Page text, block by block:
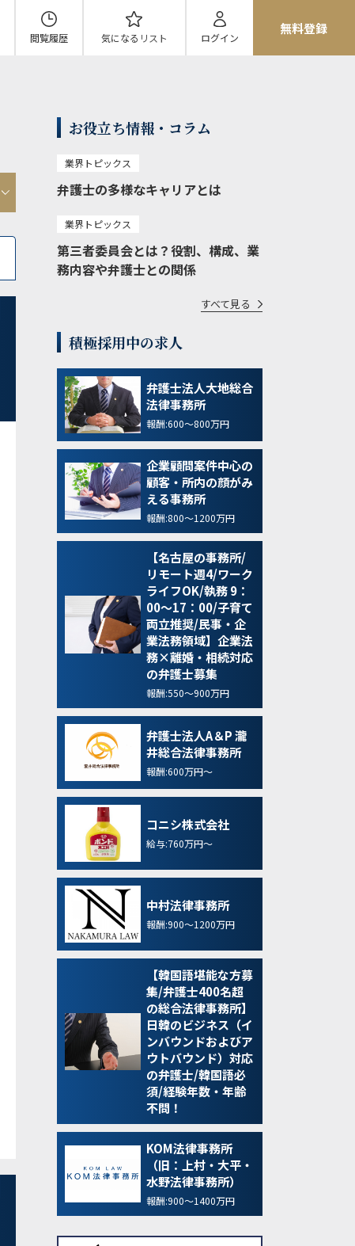
閲覧履歴 気になる リスト ログイン
無料登録
お役立ち情報・コラム
業界トピックス
弁護士の多様なキャリアとは
業界トピックス
第三者委員会とは？役割、構成、業
務内容や弁護士との関係
すべて見る
積極採用中の求人
弁護士法人大地総合
法律事務所
報酬:600～800万円
企業顧問案件中心の
顧客・所内の顔がみ
える事務所
報酬:800～1200万円
【名古屋の事務所/
リモート週4/ワーク
ライフOK/執務 9：
00～17：00/子育て
両立推奨/民事・企
業法務領域】企業法
務×離婚・相続対応
の弁護士募集
報酬:550～900万円
弁護士法人A＆P 瀧
井総合法律事務所
報酬:600万円～
コニシ株式会社
給与:760万円～
中村法律事務所
報酬:900～1200万円
【韓国語堪能な方募
集/弁護士400名超
の総合法律事務所】
日韓のビジネス（イ
ンバウンドおよびア
ウトバウンド）対応
の弁護士/韓国語必
須/経験年数・年齢
不問！
KOM法律事務所
（旧：上村・大平・
水野法律事務所）
報酬:900～1400万円